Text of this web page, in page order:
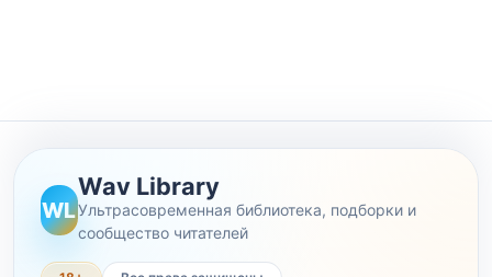
WL
Wav Library
Ультрасовременная библиотека, подборки и
сообщество читателей